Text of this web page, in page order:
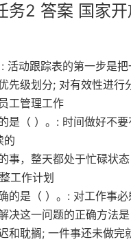
务2 答案 国家
活动跟踪表的第一步是
先级划分; 对有效性进
工管理工作
是（ ）。: 时间做好不
的
事，整天都处于忙碌状
工作计划
的是（ ）。: 对工作事
决这一问题的正确方法
和耽搁; 一件事还未做